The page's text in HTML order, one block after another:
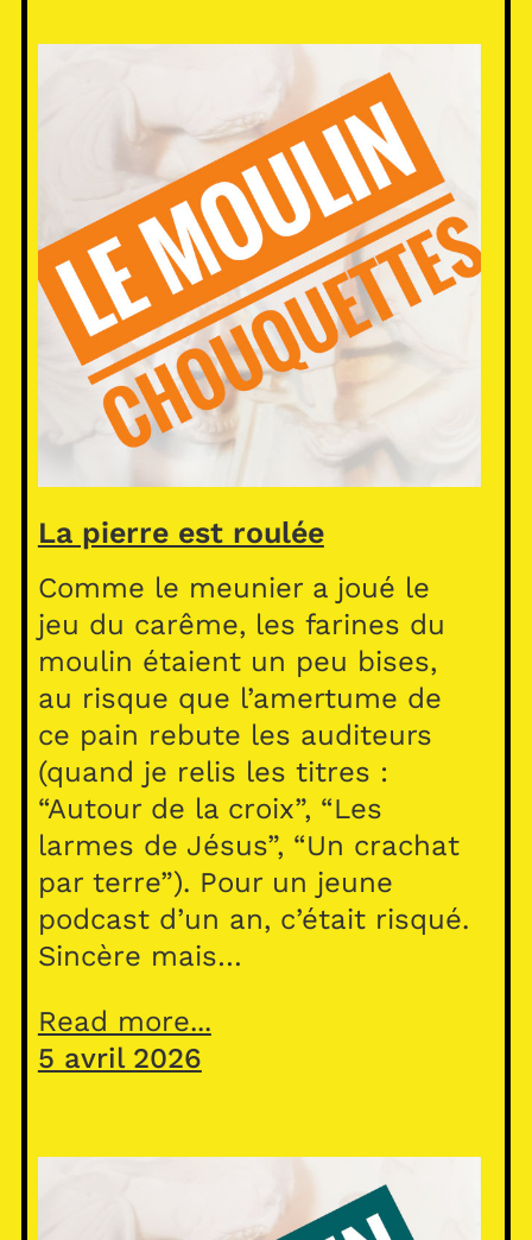
La pierre est roulée
Comme le meunier a joué le
jeu du carême, les farines du
moulin étaient un peu bises,
au risque que l’amertume de
ce pain rebute les auditeurs
(quand je relis les titres :
“Autour de la croix”, “Les
larmes de Jésus”, “Un crachat
par terre”). Pour un jeune
podcast d’un an, c’était risqué.
Sincère mais…
Read more...
5 avril 2026